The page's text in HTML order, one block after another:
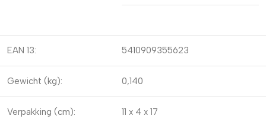
EAN 13: 5410909355623
Gewicht (kg): 0,140
Verpakking (cm): 11 x 4 x 17